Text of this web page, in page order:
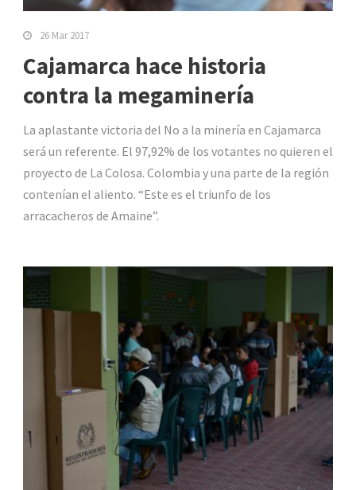
26 Mar 2017
Cajamarca hace historia
contra la megaminería
La aplastante victoria del No a la minería en Cajamarca
será un referente. El 97,92% de los votantes no quieren el
proyecto de La Colosa. Colombia y una parte de la región
contenían el aliento. “Este es el triunfo de los
arracacheros de Amaine”.